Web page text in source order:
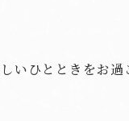
いひとときをお過